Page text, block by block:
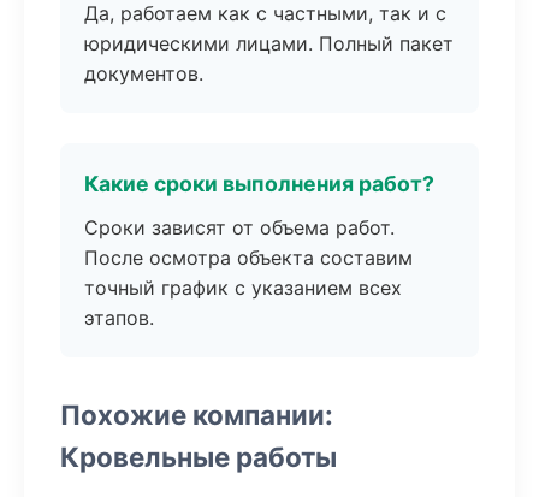
Да, работаем как с частными, так и с
юридическими лицами. Полный пакет
документов.
Какие сроки выполнения работ?
Сроки зависят от объема работ.
После осмотра объекта составим
точный график с указанием всех
этапов.
Похожие компании:
Кровельные работы